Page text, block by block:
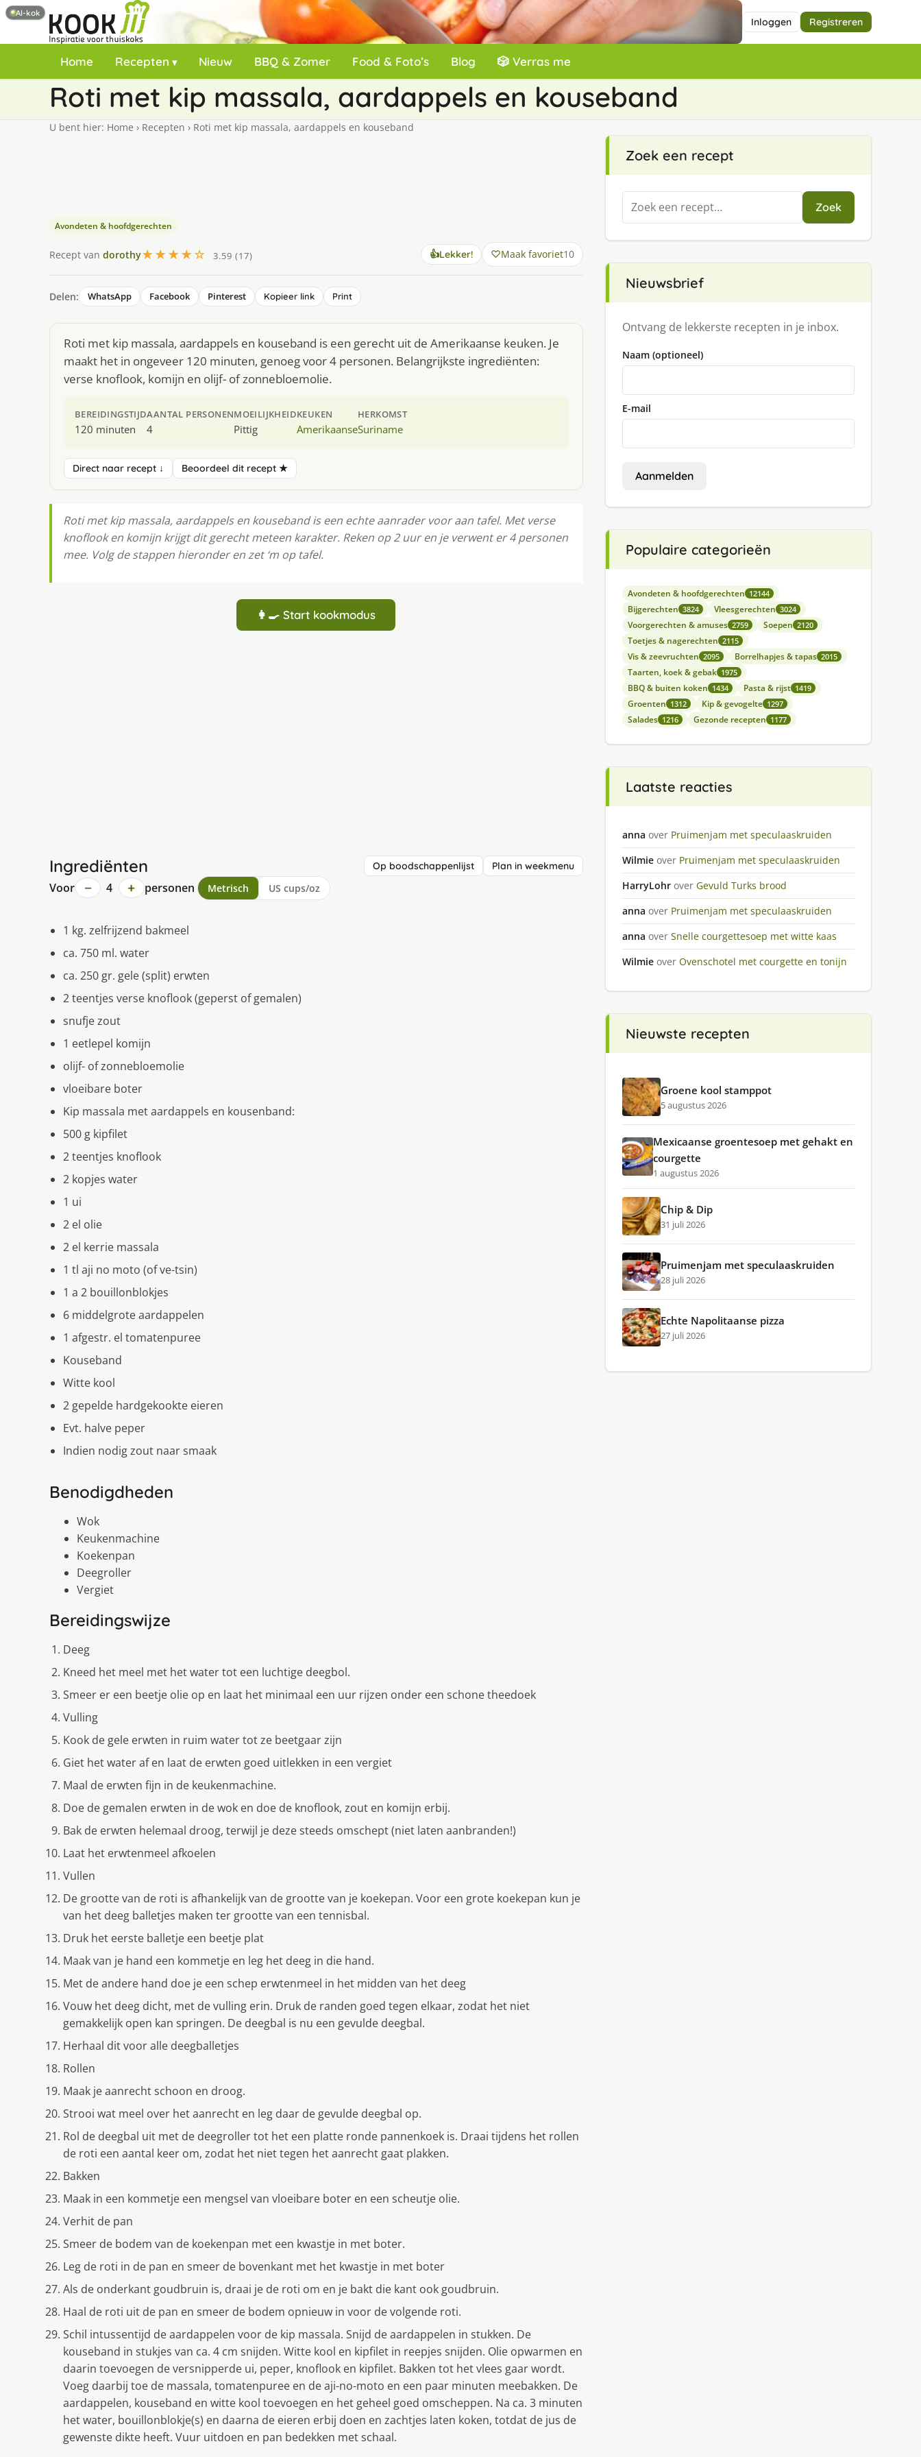
Inloggen Registreren
Home Recepten Nieuw BBQ & Zomer Food & Foto’s Blog 🎲 Verras me
Roti met kip massala, aardappels en kouseband
U bent hier: Home › Recepten › Roti met kip massala, aardappels en kouseband
Avondeten & hoofdgerechten
Recept van dorothy★★★★☆ 3.59 (17) 👍Lekker! Maak favoriet10
Delen: WhatsApp Facebook Pinterest Kopieer link Print
Roti met kip massala, aardappels en kouseband is een gerecht uit de Amerikaanse keuken. Je
maakt het in ongeveer 120 minuten, genoeg voor 4 personen. Belangrijkste ingrediënten:
verse knoflook, komijn en olijf- of zonnebloemolie.
BEREIDINGSTIJD
120 minuten
AANTAL PERSONEN
4
MOEILIJKHEID
Pittig
KEUKEN
Amerikaanse
HERKOMST
Suriname
Direct naar recept ↓ Beoordeel dit recept ★
Roti met kip massala, aardappels en kouseband is een echte aanrader voor aan tafel. Met verse
knoflook en komijn krijgt dit gerecht meteen karakter. Reken op 2 uur en je verwent er 4 personen
mee. Volg de stappen hieronder en zet ‘m op tafel.
👩‍🍳 Start kookmodus
Ingrediënten Op boodschappenlijst Plan in weekmenu
Voor − 4 + personen Metrisch US cups/oz
1 kg. zelfrijzend bakmeel
ca. 750 ml. water
ca. 250 gr. gele (split) erwten
2 teentjes verse knoflook (geperst of gemalen)
snufje zout
1 eetlepel komijn
olijf- of zonnebloemolie
vloeibare boter
Kip massala met aardappels en kousenband:
500 g kipfilet
2 teentjes knoflook
2 kopjes water
1 ui
2 el olie
2 el kerrie massala
1 tl aji no moto (of ve-tsin)
1 a 2 bouillonblokjes
6 middelgrote aardappelen
1 afgestr. el tomatenpuree
Kouseband
Witte kool
2 gepelde hardgekookte eieren
Evt. halve peper
Indien nodig zout naar smaak
Benodigdheden
Wok
Keukenmachine
Koekenpan
Deegroller
Vergiet
Bereidingswijze
Deeg
Kneed het meel met het water tot een luchtige deegbol.
Smeer er een beetje olie op en laat het minimaal een uur rijzen onder een schone theedoek
Vulling
Kook de gele erwten in ruim water tot ze beetgaar zijn
Giet het water af en laat de erwten goed uitlekken in een vergiet
Maal de erwten fijn in de keukenmachine.
Doe de gemalen erwten in de wok en doe de knoflook, zout en komijn erbij.
Bak de erwten helemaal droog, terwijl je deze steeds omschept (niet laten aanbranden!)
Laat het erwtenmeel afkoelen
Vullen
De grootte van de roti is afhankelijk van de grootte van je koekepan. Voor een grote koekepan kun je
van het deeg balletjes maken ter grootte van een tennisbal.
Druk het eerste balletje een beetje plat
Maak van je hand een kommetje en leg het deeg in die hand.
Met de andere hand doe je een schep erwtenmeel in het midden van het deeg
Vouw het deeg dicht, met de vulling erin. Druk de randen goed tegen elkaar, zodat het niet
gemakkelijk open kan springen. De deegbal is nu een gevulde deegbal.
Herhaal dit voor alle deegballetjes
Rollen
Maak je aanrecht schoon en droog.
Strooi wat meel over het aanrecht en leg daar de gevulde deegbal op.
Rol de deegbal uit met de deegroller tot het een platte ronde pannenkoek is. Draai tijdens het rollen
de roti een aantal keer om, zodat het niet tegen het aanrecht gaat plakken.
Bakken
Maak in een kommetje een mengsel van vloeibare boter en een scheutje olie.
Verhit de pan
Smeer de bodem van de koekenpan met een kwastje in met boter.
Leg de roti in de pan en smeer de bovenkant met het kwastje in met boter
Als de onderkant goudbruin is, draai je de roti om en je bakt die kant ook goudbruin.
Haal de roti uit de pan en smeer de bodem opnieuw in voor de volgende roti.
Schil intussentijd de aardappelen voor de kip massala. Snijd de aardappelen in stukken. De
kouseband in stukjes van ca. 4 cm snijden. Witte kool en kipfilet in reepjes snijden. Olie opwarmen en
daarin toevoegen de versnipperde ui, peper, knoflook en kipfilet. Bakken tot het vlees gaar wordt.
Voeg daarbij toe de massala, tomatenpuree en de aji-no-moto en een paar minuten meebakken. De
aardappelen, kouseband en witte kool toevoegen en het geheel goed omscheppen. Na ca. 3 minuten
het water, bouillonblokje(s) en daarna de eieren erbij doen en zachtjes laten koken, totdat de jus de
gewenste dikte heeft. Vuur uitdoen en pan bedekken met schaal.
Zoek een recept
Zoeken
naar:
Zoek
Nieuwsbrief
Ontvang de lekkerste recepten in je inbox.
Naam (optioneel)
E-mail
Aanmelden
Populaire categorieën
Avondeten & hoofdgerechten 12144
Bijgerechten 3824 Vleesgerechten 3024
Voorgerechten & amuses 2759 Soepen 2120
Toetjes & nagerechten 2115
Vis & zeevruchten 2095 Borrelhapjes & tapas 2015
Taarten, koek & gebak 1975
BBQ & buiten koken 1434 Pasta & rijst 1419
Groenten 1312 Kip & gevogelte 1297
Salades 1216 Gezonde recepten 1177
Laatste reacties
anna over Pruimenjam met speculaaskruiden
Wilmie over Pruimenjam met speculaaskruiden
HarryLohr over Gevuld Turks brood
anna over Pruimenjam met speculaaskruiden
anna over Snelle courgettesoep met witte kaas
Wilmie over Ovenschotel met courgette en tonijn
Nieuwste recepten
Groene kool stamppot
5 augustus 2026
Mexicaanse groentesoep met gehakt en
courgette
1 augustus 2026
Chip & Dip
31 juli 2026
Pruimenjam met speculaaskruiden
28 juli 2026
AI-kok
Echte Napolitaanse pizza
27 juli 2026